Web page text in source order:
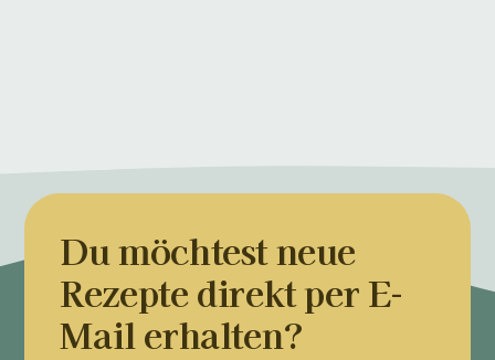
Du möchtest neue
Rezepte direkt per E-
Mail erhalten?